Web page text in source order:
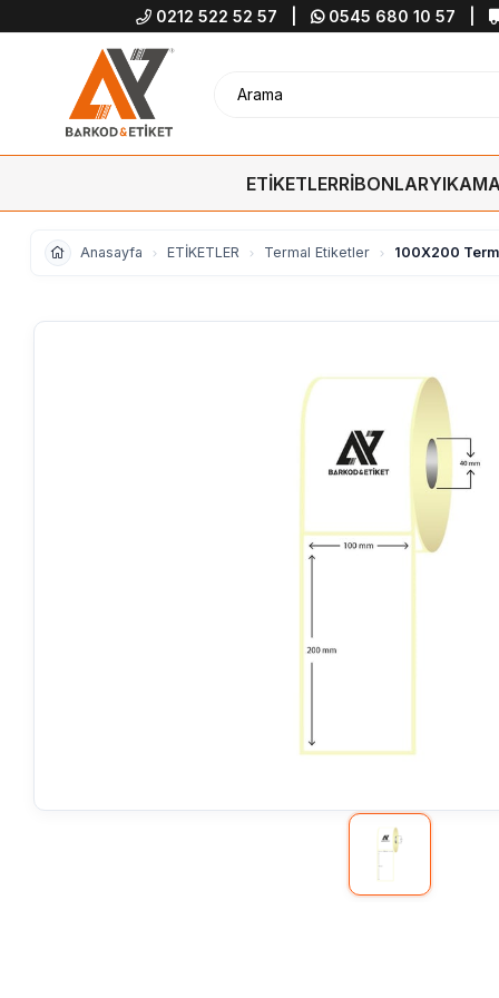
0212 522 52 57 0545 680 10 57
ETİKETLERRİBONLAR
Anasayfa ETİKETLER Termal Etiketler 100X200